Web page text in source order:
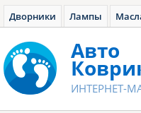
Дворники Лампы
Авто
ИНТЕРНЕТ-